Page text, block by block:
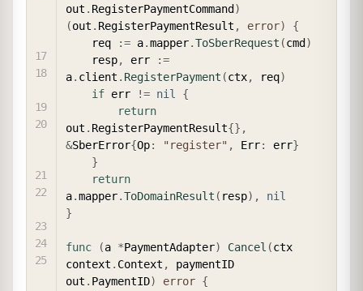
out . RegisterPaymentCommand )
(out . RegisterPaymentResult , error)
{
    req
:= a.mapper.ToSberRequest (cmd )
    resp
, err
:=
a. client . RegisterPayment (ctx, req)
if err != nil
{
return
out . RegisterPaymentResult{} ,
&SberError{Op: "register" , Err: err}
}
return
a.mapper.ToDomainResult ( resp) ,
nil
}
func (a *PaymentAdapter) Cancel (ctx
context . Context ,
paymentID
out . PaymentID) error {